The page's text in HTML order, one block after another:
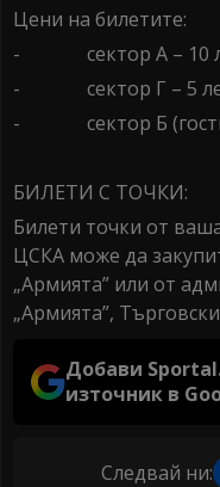
Цени на билетите:
- сектор А – 10
- сектор Г – 5
- сектор Б (гости)
БИЛЕТИ С ТОЧКИ:
Билети точки от
ЦСКА може да
„Армията” или от
„Армията”,
Добави
източник в
Следвай ни: